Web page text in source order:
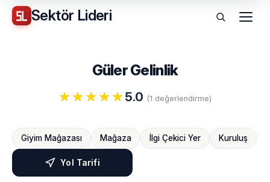
Sektör Lideri Menü
Güler Gelinlik
5.0 (1 değerlendirme)
Giyim Mağazası Mağaza İlgi Çekici Yer Kuruluş
Yol Tarifi